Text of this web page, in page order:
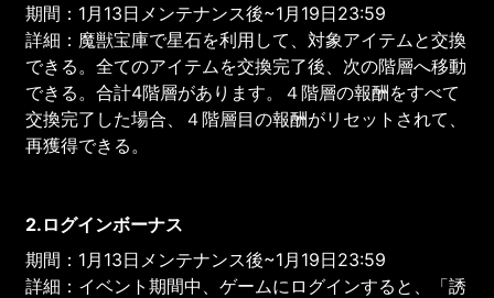
期間：1月13日メンテナンス後~1月19日23:59
詳細：魔獣宝庫で星石を利用して、対象アイテムと交換
できる。全てのアイテムを交換完了後、次の階層へ移動
できる。合計4階層があります。４階層の報酬をすべて
交換完了した場合、４階層目の報酬がリセットされて、
再獲得できる。
2.ログインボーナス
期間：1月13日メンテナンス後~1月19日23:59
詳細：イベント期間中、ゲームにログインすると、「誘